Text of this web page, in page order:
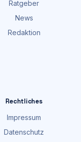
Ratgeber
News
Redaktion
Rechtliches
Impressum
Datenschutz